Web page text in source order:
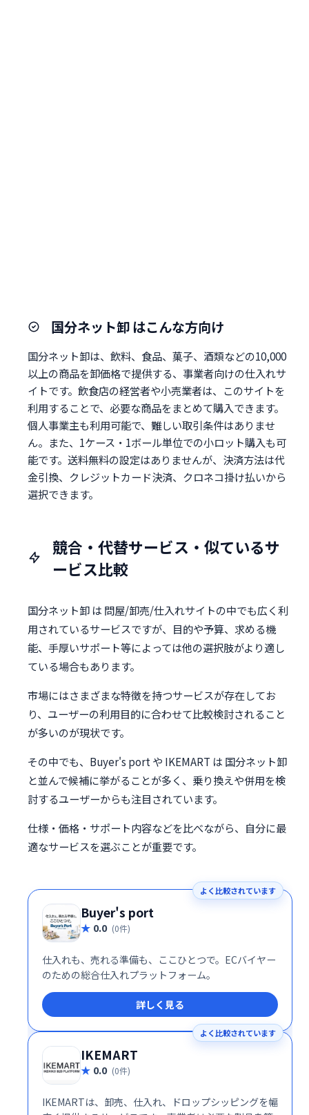
国分ネット卸 はこんな方向け
国分ネット卸は、飲料、食品、菓子、酒類などの10,000
以上の商品を卸価格で提供する、事業者向けの仕入れサ
イトです。飲食店の経営者や小売業者は、このサイトを
利用することで、必要な商品をまとめて購入できます。
個人事業主も利用可能で、難しい取引条件はありませ
ん。また、1ケース・1ボール単位での小ロット購入も可
能です。送料無料の設定はありませんが、決済方法は代
金引換、クレジットカード決済、クロネコ掛け払いから
選択できます。
競合・代替サービス・似ているサ
ービス比較
国分ネット卸 は 問屋/卸売/仕入れサイトの中でも広く利
用されているサービスですが、目的や予算、求める機
能、手厚いサポート等によっては他の選択肢がより適し
ている場合もあります。
市場にはさまざまな特徴を持つサービスが存在してお
り、ユーザーの利用目的に合わせて比較検討されること
が多いのが現状です。
その中でも、Buyer's port や IKEMART は 国分ネット卸
と並んで候補に挙がることが多く、乗り換えや併用を検
討するユーザーからも注目されています。
仕様・価格・サポート内容などを比べながら、自分に最
適なサービスを選ぶことが重要です。
よく比較されています
Buyer's port
0.0 (0件)
仕入れも、売れる準備も、ここひとつで。ECバイヤー
のための総合仕入れプラットフォーム。
詳しく見る
よく比較されています
IKEMART
0.0 (0件)
IKEMARTは、卸売、仕入れ、ドロップシッピングを幅